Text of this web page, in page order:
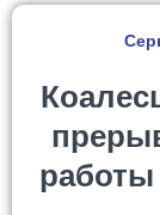
работы